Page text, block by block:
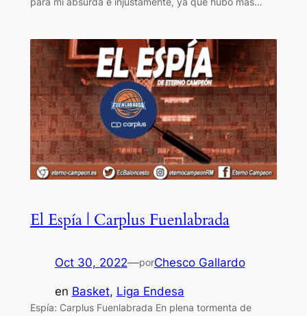
El Espía | Carplus Fuenlabrada
Oct 30, 2022—porChesco Gallardo
en Basket, Liga Endesa
Espía: Carplus Fuenlabrada En plena tormenta de